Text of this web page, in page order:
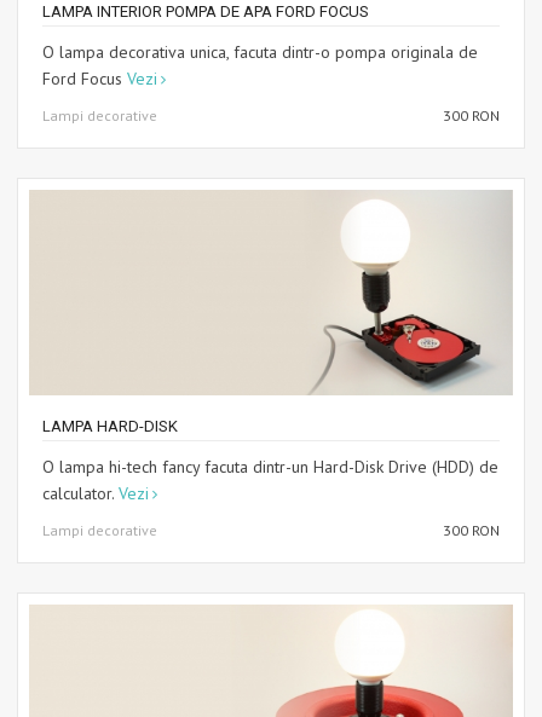
LAMPA INTERIOR POMPA DE APA FORD FOCUS
O lampa decorativa unica, facuta dintr-o pompa originala de
Ford Focus Vezi
Lampi decorative 300 RON
LAMPA HARD-DISK
O lampa hi-tech fancy facuta dintr-un Hard-Disk Drive (HDD) de
calculator. Vezi
Lampi decorative 300 RON